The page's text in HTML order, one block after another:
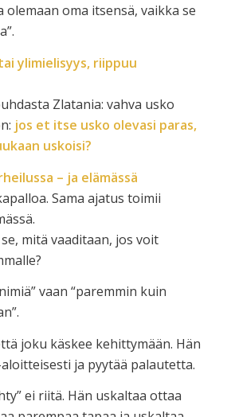
olemaan oma itsensä, vaikka se
ylimielisyys, riippuu
Zlatania: vahva usko
jos et itse usko olevasi paras,
uskoisi?
– ja elämässä
Sama ajatus toimii
mitä vaaditaan, jos voit
vaan “paremmin kuin
joku käskee kehittymään. Hän
ja pyytää palautetta.
ei riitä. Hän uskaltaa ottaa